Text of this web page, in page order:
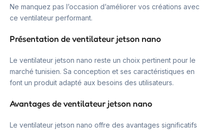
Ne manquez pas l’occasion d’améliorer vos créations avec
ce ventilateur performant.
Présentation de ventilateur jetson nano
Le ventilateur jetson nano reste un choix pertinent pour le
marché tunisien. Sa conception et ses caractéristiques en
font un produit adapté aux besoins des utilisateurs.
Avantages de ventilateur jetson nano
Le ventilateur jetson nano offre des avantages significatifs